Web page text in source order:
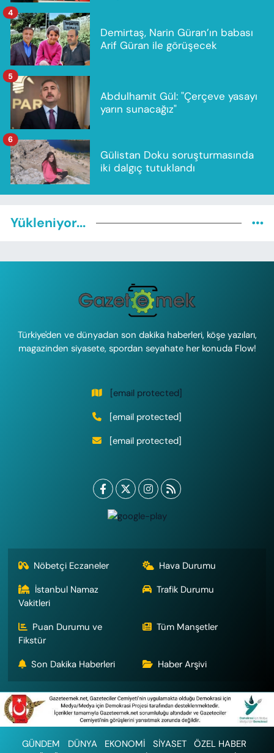
Demirtaş, Narin Güran’ın babası
Arif Güran ile görüşecek
4
Abdulhamit Gül: "Çerçeve yasayı
yarın sunacağız"
5
Gülistan Doku soruşturmasında
iki dalgıç tutuklandı
6
Yükleniyor...
Türkiye'den ve dünyadan son dakika haberleri, köşe yazıları,
magazinden siyasete, spordan seyahate her konuda Flow!
[email protected]
[email protected]
[email protected]
Nöbetçi Eczaneler
Hava Durumu
İstanbul Namaz
Vakitleri
Trafik Durumu
Puan Durumu ve
Fikstür
Tüm Manşetler
Son Dakika Haberleri Haber Arşivi
GÜNDEM DÜNYA EKONOMİ SİYASET
ÖZEL HABER